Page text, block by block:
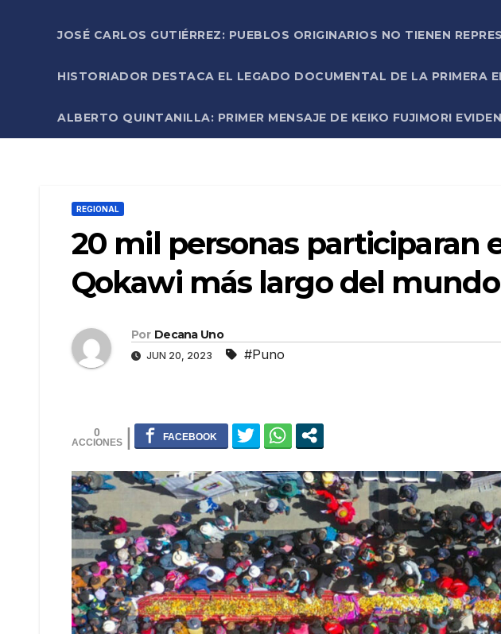
JOSÉ CARLOS GUTIÉRREZ: PUEBLOS ORIGINARIOS NO TIENEN
HISTORIADOR DESTACA EL LEGADO DOCUMENTAL DE LA PRIMERA
ALBERTO QUINTANILLA: PRIMER MENSAJE DE KEIKO FUJIMORI
REGIONAL
20 mil personas participaran
Qokawi más largo del mundo
Por Decana Uno
JUN 20, 2023 #Puno
0